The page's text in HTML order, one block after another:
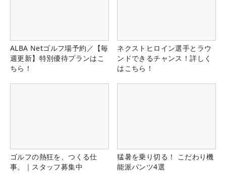
ALBA Netゴルフ場予約／【毎
週更新】特別優待プランはこ
ちら！
ネクストヒロイン選手とラウ
ンドできるチャンス！詳しく
はこちら！
ゴルフの熱狂を、つくる仕
事。｜スタッフ募集中
猛暑を乗り切る！ こだわり機
能派パンツ4選